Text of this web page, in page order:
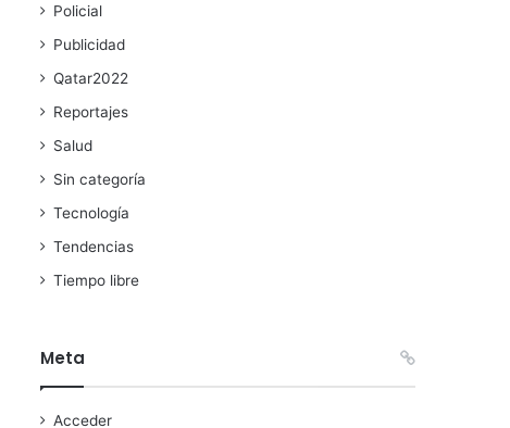
Policial
Publicidad
Qatar2022
Reportajes
Salud
Sin categoría
Tecnología
Tendencias
Tiempo libre
Meta
Acceder